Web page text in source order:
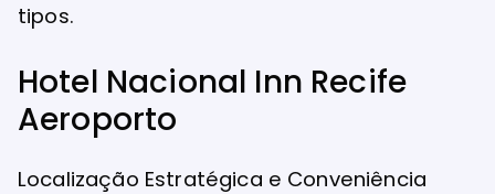
tipos.
Hotel Nacional Inn Recife
Aeroporto
Localização Estratégica e Conveniência